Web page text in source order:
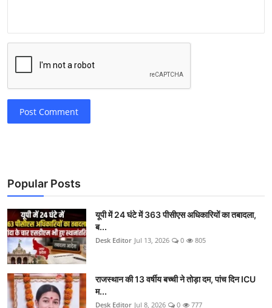
Post Comment
Popular Posts
यूपी में 24 घंटे में 363 पीसीएस अधिकारियों का तबादला,
ब...
Desk Editor Jul 13, 2026 0 805
राजस्थान की 13 वर्षीय बच्ची ने तोड़ा दम, पांच दिन ICU
म...
Desk Editor Jul 8, 2026 0 777